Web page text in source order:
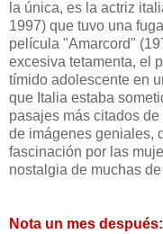
la única, es la actriz
1997) que tuvo una
película "Amarcord"
excesiva tetamenta, el
tímido adolescente en
que Italia estaba
pasajes más citados
de imágenes geniales,
fascinación por las
nostalgia de muchas
Nota un mes después: